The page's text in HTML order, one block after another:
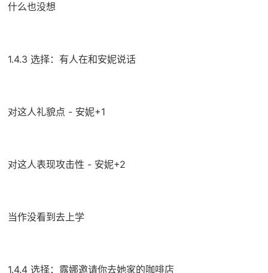
什么也没想
1.4.3 选择：有人在和安妮说话
对这人礼貌点 - 安妮+1
对这人表现攻击性 - 安妮+2
当作没看到去上学
1.4.4 选择：露娜邀请你去她家的咖啡店